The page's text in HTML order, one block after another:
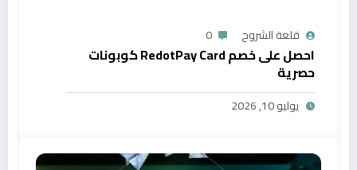
قلعة الشروح 0
احصل على خصم RedotPay Card كوبونات
حصرية
يوليو 10, 2026